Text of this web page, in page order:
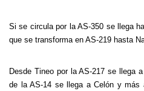
Si se circula por la AS-350 se llega
que se transforma en AS-219 hasta
Desde Tineo por la AS-217 se llega
de la AS-14 se llega a Celón y más